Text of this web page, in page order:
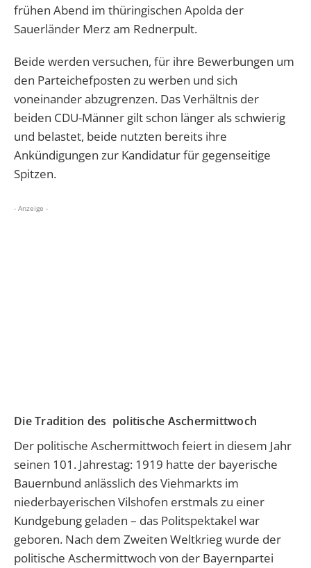
frühen Abend im thüringischen Apolda der
Sauerländer Merz am Rednerpult.
Beide werden versuchen, für ihre Bewerbungen um
den Parteichefposten zu werben und sich
voneinander abzugrenzen. Das Verhältnis der
beiden CDU-Männer gilt schon länger als schwierig
und belastet, beide nutzten bereits ihre
Ankündigungen zur Kandidatur für gegenseitige
Spitzen.
- Anzeige -
Die Tradition des politische Aschermittwoch
Der politische Aschermittwoch feiert in diesem Jahr
seinen 101. Jahrestag: 1919 hatte der bayerische
Bauernbund anlässlich des Viehmarkts im
niederbayerischen Vilshofen erstmals zu einer
Kundgebung geladen – das Politspektakel war
geboren. Nach dem Zweiten Weltkrieg wurde der
politische Aschermittwoch von der Bayernpartei